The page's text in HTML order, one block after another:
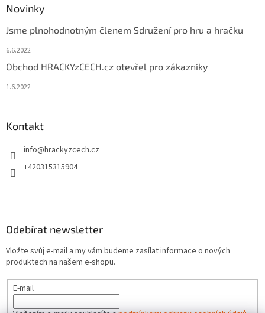
Novinky
Jsme plnohodnotným členem Sdružení pro hru a hračku
6.6.2022
Obchod HRACKYzCECH.cz otevřel pro zákazníky
1.6.2022
Kontakt
info@hrackyzcech.cz
+420315315904
Odebírat newsletter
Vložte svůj e-mail a my vám budeme zasílat informace o nových
produktech na našem e-shopu.
E-mail